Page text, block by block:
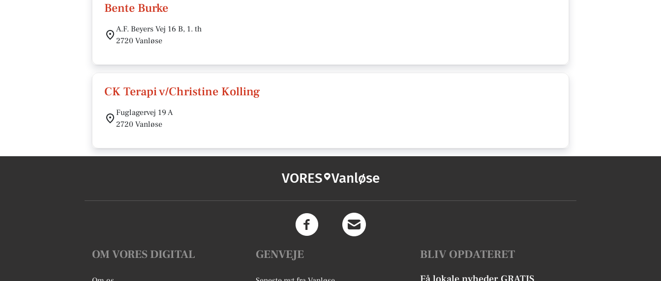
Bente Burke
A.F. Beyers Vej 16 B, 1. th
2720 Vanløse
CK Terapi v/Christine Kolling
Fuglagervej 19 A
2720 Vanløse
VORES Vanløse
OM VORES DIGITAL GENVEJE BLIV OPDATERET